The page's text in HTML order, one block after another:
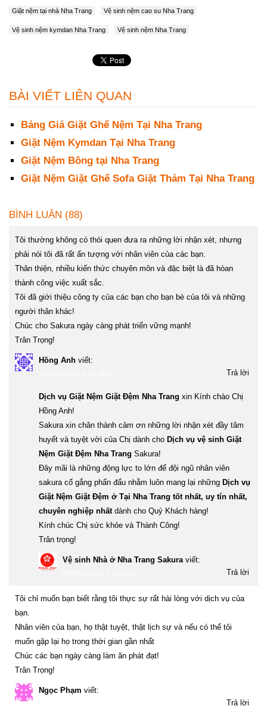
Giặt nệm tại nhà Nha Trang Vệ sinh nệm cao su Nha Trang
Vệ sinh nệm kymdan Nha Trang Vệ sinh nệm Nha Trang
BÀI VIẾT LIÊN QUAN
Bảng Giá Giặt Ghế Nệm Tại Nha Trang
Giặt Nệm Kymdan Tại Nha Trang
Giặt Nệm Bông tại Nha Trang
Giặt Nệm Giặt Ghế Sofa Giặt Thảm Tại Nha Trang
BÌNH LUẬN (88)
Hồng Anh viết:
Tôi thường không có thói quen đưa ra những lời nhận xét, nhưng
phải nói tôi đã rất ấn tượng với nhân viên của các bạn.
Thân thiện, nhiều kiến thức chuyên môn và đặc biệt là đã hòan
thành công việc xuất sắc.
Tôi đã giới thiệu công ty của các bạn cho bạn bè của tôi và những
người thân khác!
Chúc cho Sakura ngày càng phát triển vững mạnh!
Trân Trọng!
Trả lời
Vệ sinh Nhà ở Nha Trang Sakura viết:
Dịch vụ Giặt Nệm Giặt Đệm Nha Trang xin Kính chào Chị
Hồng Anh!
Sakura xin chân thành cảm ơn những lời nhận xét đầy tâm
huyết và tuyệt vời của Chị dành cho Dịch vụ vệ sinh Giặt
Nệm Giặt Đệm Nha Trang Sakura!
Đây mãi là những động lực to lớn để đội ngũ nhân viên
sakura cố gắng phấn đấu nhằm luôn mang lại những Dịch vụ
Giặt Nệm Giặt Đệm ở Tại Nha Trang tốt nhất, uy tín nhất,
chuyên nghiệp nhấtdành cho Quý Khách hàng!
Kính chúc Chị sức khỏe và Thành Công!
Trân trọng!
Trả lời
Ngọc Phạm viết:
Tôi chỉ muốn bạn biết rằng tôi thực sự rất hài lòng với dịch vụ của
bạn.
Nhân viên của bạn, họ thật tuyệt, thật lịch sự và nếu có thể tôi
muốn gặp lại họ trong thời gian gần nhất
Chúc các bạn ngày càng làm ăn phát đạt!
Trân Trọng!
Trả lời